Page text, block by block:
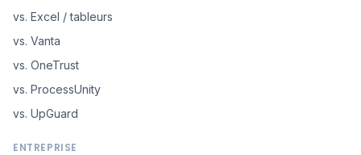
vs. Excel / tableurs
vs. Vanta
vs. OneTrust
vs. ProcessUnity
vs. UpGuard
ENTREPRISE